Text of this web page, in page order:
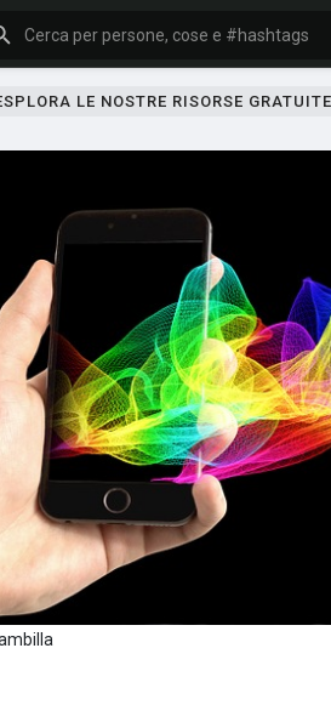
Esplorare
Giochi
LE NOSTRE RISORSE